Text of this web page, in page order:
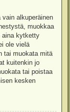
alkuperäinen
muokkaa
aina kytketty
ole vielä
tai muokata mitä
kuitenkin jo
tai poistaa
kesken